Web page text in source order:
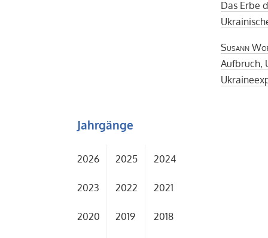
Das Erbe
Susann
Aufbruch,
Jahrgänge
2026 2025 2024
2023 2022 2021
2020 2019 2018